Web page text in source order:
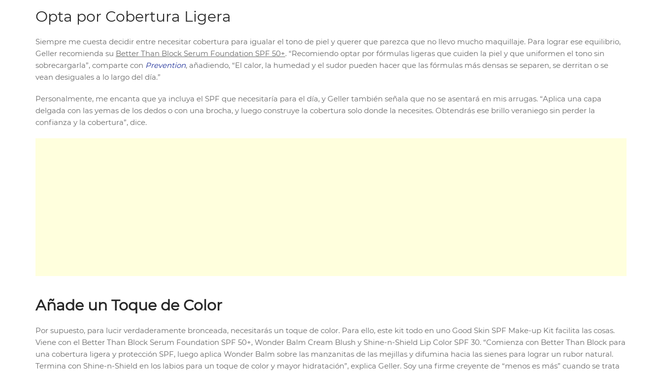
Opta por Cobertura Ligera
Siempre me cuesta decidir entre necesitar cobertura para igualar el tono de piel y querer que parezca que no llevo mucho maquillaje. Para lograr ese equilibrio,
Geller recomienda su Better Than Block Serum Foundation SPF 50+. “Recomiendo optar por fórmulas ligeras que cuiden la piel y que uniformen el tono sin
sobrecargarla”, comparte con Prevention, añadiendo, “El calor, la humedad y el sudor pueden hacer que las fórmulas más densas se separen, se derritan o se
vean desiguales a lo largo del día.”
Personalmente, me encanta que ya incluya el SPF que necesitaría para el día, y Geller también señala que no se asentará en mis arrugas. “Aplica una capa
delgada con las yemas de los dedos o con una brocha, y luego construye la cobertura solo donde la necesites. Obtendrás ese brillo veraniego sin perder la
confianza y la cobertura”, dice.
Añade un Toque de Color
Por supuesto, para lucir verdaderamente bronceada, necesitarás un toque de color. Para ello, este kit todo en uno Good Skin SPF Make-up Kit facilita las cosas.
Viene con el Better Than Block Serum Foundation SPF 50+, Wonder Balm Cream Blush y Shine-n-Shield Lip Color SPF 30. “Comienza con Better Than Block para
una cobertura ligera y protección SPF, luego aplica Wonder Balm sobre las manzanitas de las mejillas y difumina hacia las sienes para lograr un rubor natural.
Termina con Shine-n-Shield en los labios para un toque de color y mayor hidratación”, explica Geller. Soy una firme creyente de “menos es más” cuando se trata